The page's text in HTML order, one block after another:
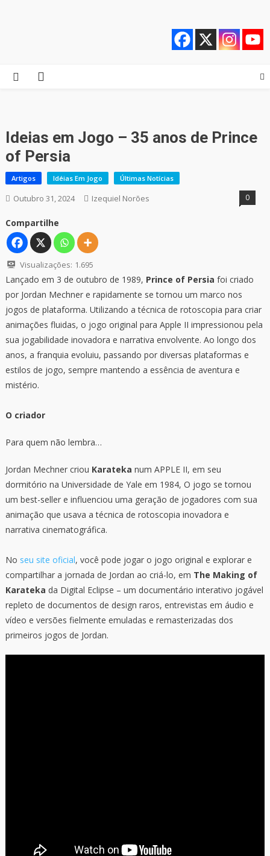
Quebrando o Controle
Ideias em Jogo – 35 anos de Prince
of Persia
Artigos Idéias Em Jogo Últimas Notícias
Outubro 31, 2024 Izequiel Norões 0
Compartilhe
Visualizações: 1.695
Lançado em 3 de outubro de 1989, Prince of Persia foi criado
por Jordan Mechner e rapidamente se tornou um marco nos
jogos de plataforma. Utilizando a técnica de rotoscopia para criar
animações fluidas, o jogo original para Apple II impressionou pela
sua jogabilidade inovadora e narrativa envolvente. Ao longo dos
anos, a franquia evoluiu, passando por diversas plataformas e
estilos de jogo, sempre mantendo a essência de aventura e
mistério.
O criador
Para quem não lembra…
Jordan Mechner criou Karateka num APPLE II, em seu
dormitório na Universidade de Yale em 1984, O jogo se tornou
um best-seller e influenciou uma geração de jogadores com sua
animação que usava a técnica de rotoscopia inovadora e
narrativa cinematográfica.
No seu site oficial, você pode jogar o jogo original e explorar e
compartilhar a jornada de Jordan ao criá-lo, em The Making of
Karateka da Digital Eclipse – um documentário interativo jogável
repleto de documentos de design raros, entrevistas em áudio e
vídeo e versões fielmente emuladas e remasterizadas dos
primeiros jogos de Jordan.